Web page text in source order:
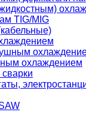
TIG/MIG
охлаждением